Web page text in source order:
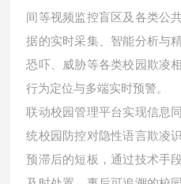
间等视频监控盲区及各类公
据的实时采集、智能分析与
恐吓、威胁等各类校园欺凌
行为定位与多端实时预警。
联动校园管理平台实现信息
统校园防控对隐性语言欺凌
预滞后的短板，通过技术手